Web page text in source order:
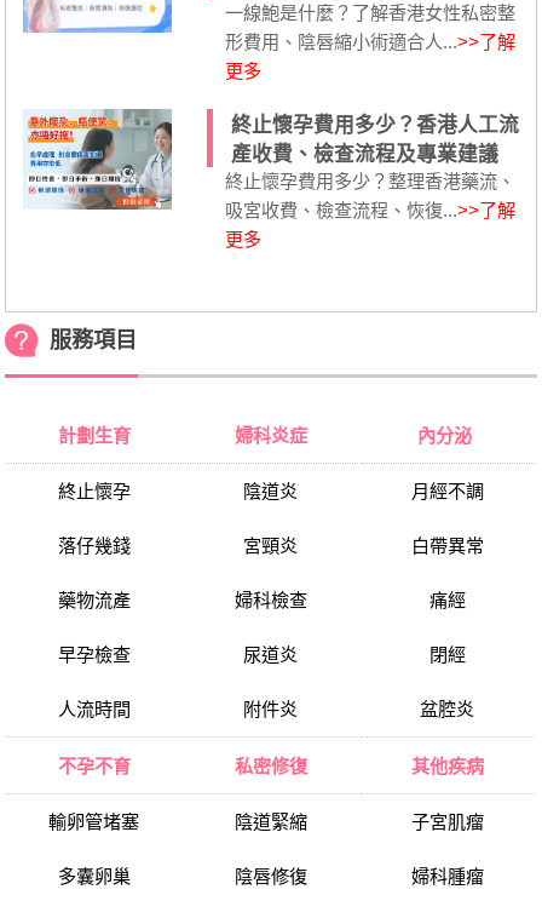
一線鮑是什麼？了解香港女性私密整
形費用、陰唇縮小術適合人...>>了解
更多
終止懷孕費用多少？香港人工流
產收費、檢查流程及專業建議
終止懷孕費用多少？整理香港藥流、
吸宮收費、檢查流程、恢復...>>了解
更多
服務項目
計劃生育
終止懷孕
落仔幾錢
藥物流產
早孕檢查
人流時間
婦科炎症
陰道炎
宮頸炎
婦科檢查
尿道炎
附件炎
內分泌
月經不調
白帶異常
痛經
閉經
盆腔炎
不孕不育
輸卵管堵塞
多囊卵巢
私密修復
陰道緊縮
陰唇修復
其他疾病
子宮肌瘤
婦科腫瘤